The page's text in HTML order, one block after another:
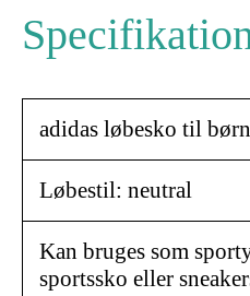
adidas løbesko til børn
Løbestil: neutral
Kan bruges som
sportssko eller